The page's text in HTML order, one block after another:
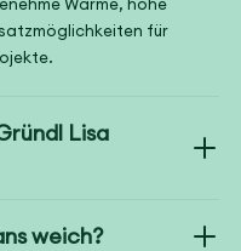
Wärme, hohe
für
Lisa
weich?